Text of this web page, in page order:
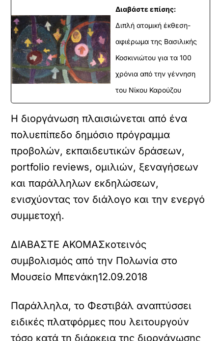
Διαβάστε επίσης:
Διπλή ατομική έκθεση-
αφιέρωμα της Βασιλικής
Κοσκινιώτου για τα 100
χρόνια από την γέννηση
του Νίκου Καρούζου
H διοργάνωση πλαισιώνεται από ένα
πολυεπίπεδο δημόσιο πρόγραμμα
προβολών, εκπαιδευτικών δράσεων,
portfolio reviews, ομιλιών, ξεναγήσεων
και παράλληλων εκδηλώσεων,
ενισχύοντας τον διάλογο και την ενεργό
συμμετοχή.
ΔΙΑΒΑΣΤΕ ΑΚΟΜΑΣκοτεινός
συμβολισμός από την Πολωνία στο
Μουσείο Μπενάκη12.09.2018
Παράλληλα, το Φεστιβάλ αναπτύσσει
ειδικές πλατφόρμες που λειτουργούν
τόσο κατά τη διάρκεια της διοργάνωσης